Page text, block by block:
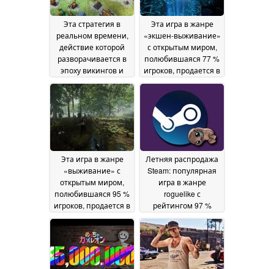
Эта стратегия в
реальном времени,
действие которой
разворачивается в
эпоху викингов и
которую полюбили
85 % игроков,
продается на Steam
со скидкой 72 %11
July 2026
Эта игра в жанре
«экшен-выживание»
с открытым миром,
полюбившаяся 77 %
игроков, продается в
Steam со скидкой 60
%08 July 2026
Эта игра в жанре
«выживание» с
открытым миром,
полюбившаяся 95 %
игроков, продается в
Steam со скидкой 78
%07 July 2026
Летняя распродажа
Steam: популярная
игра в жанре
roguelike с
рейтингом 97 %
положительных
отзывов впервые
подешевела до
менее чем 1,50
доллара06 July 2026